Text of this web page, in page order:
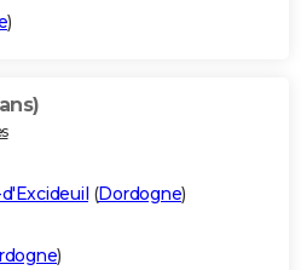
)
(Dordogne)
)